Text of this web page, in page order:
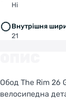
Ні
Внутрішня
21
Обод The Rim 26
велосипедна
site or